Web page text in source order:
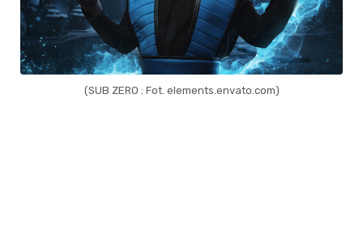
(SUB ZERO : Fot. elements.envato.com)